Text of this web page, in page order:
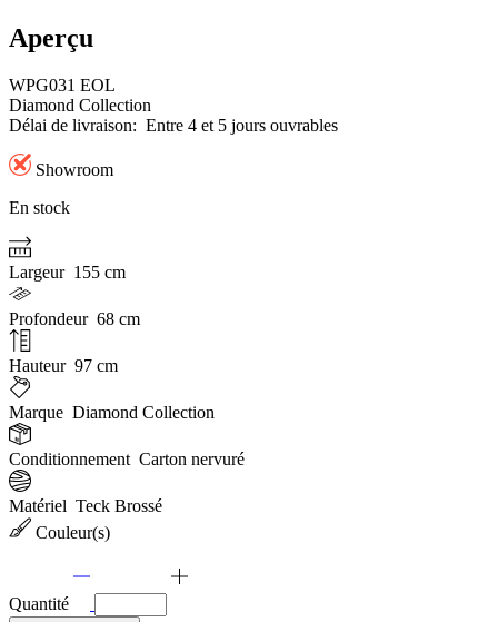
Aperçu
WPG031 EOL
Diamond Collection
Délai de livraison: Entre 4 et 5 jours ouvrables
Showroom
En stock
Largeur 155 cm
Profondeur 68 cm
Hauteur 97 cm
Marque Diamond Collection
Conditionnement Carton nervuré
Matériel Teck Brossé
Couleur(s)
Quantité